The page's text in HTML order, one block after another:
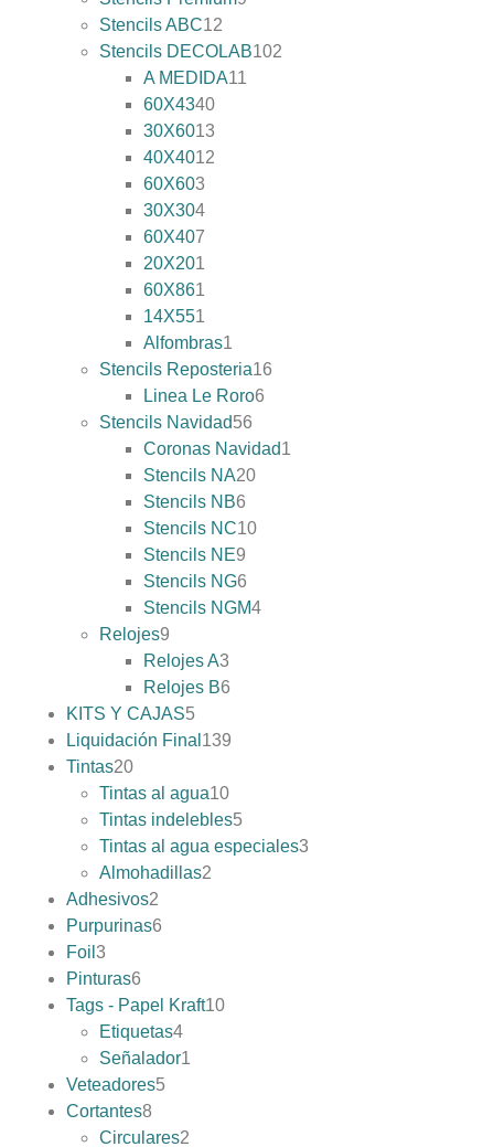
Stencils ABC12
Stencils DECOLAB102
A MEDIDA11
60X4340
30X6013
40X4012
60X603
30X304
60X407
20X201
60X861
14X551
Alfombras1
Stencils Reposteria16
Linea Le Roro6
Stencils Navidad56
Coronas Navidad1
Stencils NA20
Stencils NB6
Stencils NC10
Stencils NE9
Stencils NG6
Stencils NGM4
Relojes9
Relojes A3
Relojes B6
KITS Y CAJAS5
Liquidación Final 139
Tintas20
Tintas al agua10
Tintas indelebles5
Tintas al agua especiales3
Almohadillas2
Adhesivos2
Purpurinas6
Foil 3
Pinturas6
Tags - Papel Kraft10
Etiquetas4
Señalador1
Veteadores5
Cortantes8
Circulares2